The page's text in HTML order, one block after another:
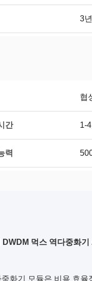
3년
협
간 1-
력
먹스 역다중화
화기 모듈은 비용 효